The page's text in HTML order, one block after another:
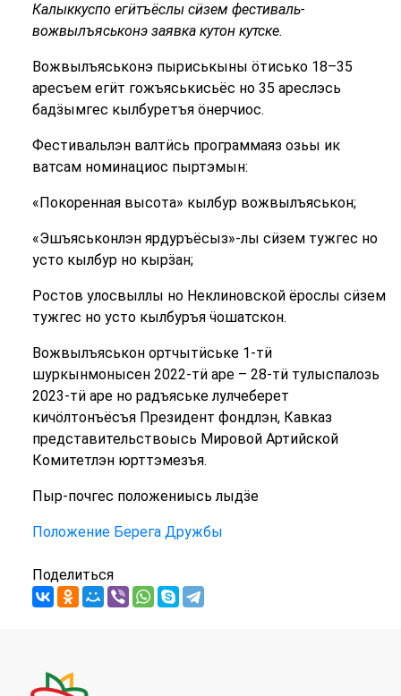
Калыккуспо егӥтъёслы сӥзем фестиваль-
вожвылъяськонэ заявка кутон кутске.
Вожвылъяськонэ пыриськыны ӧтисько 18–35
аресъем егӥт гожъяськисьёс но 35 ареслэсь
бадӟымгес кылбуретъя ӧнерчиос.
Фестивальлэн валтӥсь программаяз озьы ик
ватсам номинациос пыртэмын:
«Покоренная высота» кылбур вожвылъяськон;
«Эшъяськонлэн ярдуръёсыз»-лы сӥзем тужгес но
усто кылбур но кырӟан;
Ростов улосвыллы но Неклиновской ёрослы сӥзем
тужгес но усто кылбуръя ӵошатскон.
Вожвылъяськон ортчытӥське 1-тӥ
шуркынмонысен 2022-тӥ аре – 28-тӥ тулыспалозь
2023-тӥ аре но радъяське лулчеберет
кичӧлтонъёсъя Президент фондлэн, Кавказ
представительствоысь Мировой Артийской
Комитетлэн юрттэмезъя.
Пыр-почгес положениысь лыдӟе
Положение Берега Дружбы
Поделиться